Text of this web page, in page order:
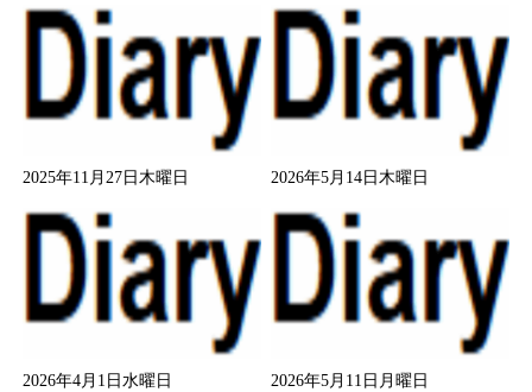
2025年11月27日木曜日 2026年5月14日木曜日
2026年4月1日水曜日 2026年5月11日月曜日